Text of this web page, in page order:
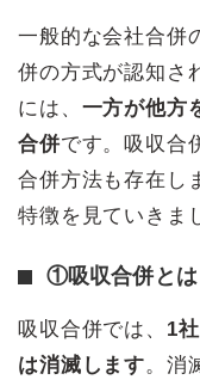
一般的な会社合併
併の方式が認知さ
には、 一方が他方
合併です。吸収合
合併方法も存在し
特徴を見ていきま
①吸収合併とは
吸収合併では、 1
は消滅します。消